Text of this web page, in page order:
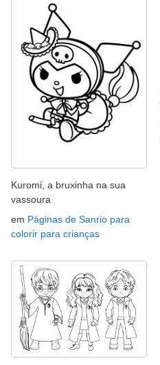
Kuromi, a bruxinha na sua
vassoura
em Páginas de Sanrio para
colorir para crianças